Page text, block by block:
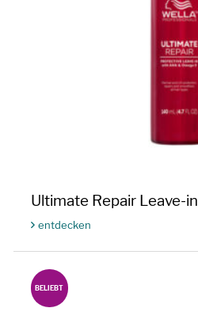
Ultimate Repair Leave-in
entdecken
BELIEBT